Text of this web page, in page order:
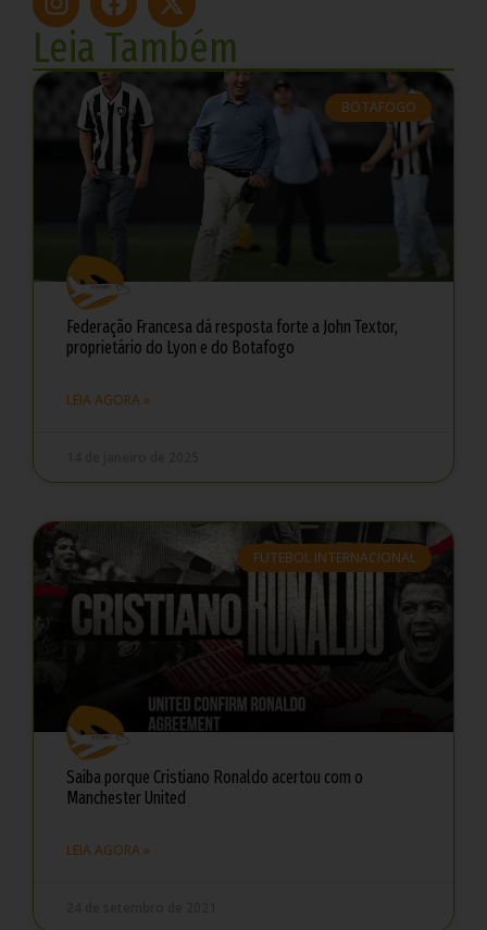
Leia Também
BOTAFOGO
Federação Francesa dá resposta forte a John Textor,
proprietário do Lyon e do Botafogo
LEIA AGORA »
FUTEBOL INTERNACIONAL
Saiba porque Cristiano Ronaldo acertou com o
Manchester United
LEIA AGORA »